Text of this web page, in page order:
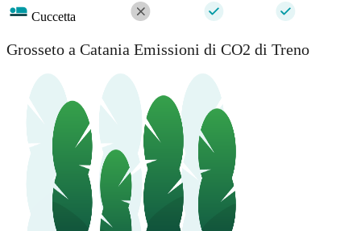
Cuccetta
Grosseto a Catania Emissioni di CO2 di Treno